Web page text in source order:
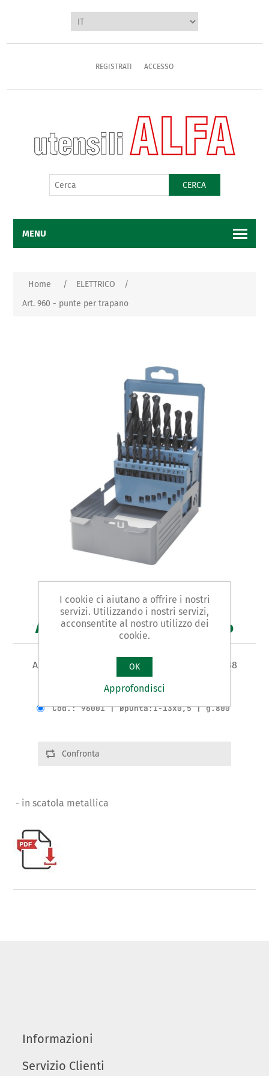
REGISTRATI ACCESSO
CERCA
MENU
Home / ELETTRICO
/
Art. 960 - punte per trapano
Art. 960 - punte per trapano
ASSORTIMENTO IN SERIE 25 PUNTE HSS DIN 338
Varianti del prodotto
Cod.: 96001 | Øpunta:1-13x0,5 | g.800
Confronta
- in scatola metallica
Informazioni
Servizio Clienti
I cookie ci aiutano a offrire i nostri
servizi. Utilizzando i nostri servizi,
acconsentite al nostro utilizzo dei
cookie.
OK
Approfondisci